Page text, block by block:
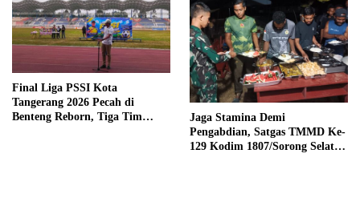
Final Liga PSSI Kota
Tangerang 2026 Pecah di
Benteng Reborn, Tiga Tim
Jaga Stamina Demi
Pengabdian, Satgas TMMD Ke-
129 Kodim 1807/Sorong Selatan